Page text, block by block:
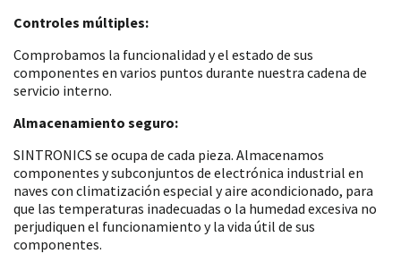
Controles múltiples:
Comprobamos la funcionalidad y el estado de sus
componentes en varios puntos durante nuestra cadena de
servicio interno.
Almacenamiento seguro:
SINTRONICS se ocupa de cada pieza. Almacenamos
componentes y subconjuntos de electrónica industrial en
naves con climatización especial y aire acondicionado, para
que las temperaturas inadecuadas o la humedad excesiva no
perjudiquen el funcionamiento y la vida útil de sus
componentes.